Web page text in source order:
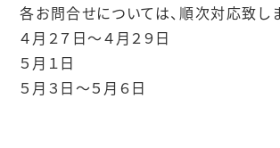
各お問合せについては、順次対応致し
４月２７日～４月２９日
５月１日
５月３日～５月６日